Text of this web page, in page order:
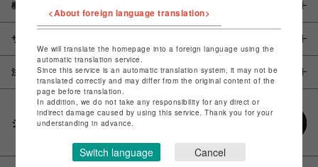
概要
サイズ
注意事項
シェアする
<About foreign language translation>
We will translate the homepage into a foreign language using the
automatic translation service.
Since this service is an automatic translation system, it may not be
translated correctly and may differ from the original content of the
page before translation.
In addition, we do not take any responsibility for any direct or
indirect damage caused by using this service. Thank you for your
understanding in advance.
Switch language Cancel